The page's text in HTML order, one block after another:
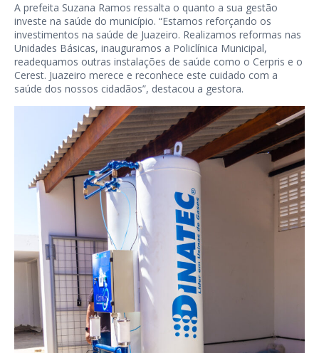
A prefeita Suzana Ramos ressalta o quanto a sua gestão
investe na saúde do município. “Estamos reforçando os
investimentos na saúde de Juazeiro. Realizamos reformas nas
Unidades Básicas, inauguramos a Policlínica Municipal,
readequamos outras instalações de saúde como o Cerpris e o
Cerest. Juazeiro merece e reconhece este cuidado com a
saúde dos nossos cidadãos”, destacou a gestora.